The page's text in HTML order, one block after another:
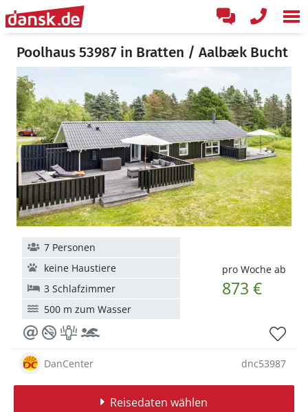
Poolhaus 53987 in Bratten / Aalbæk Bucht
pro Woche ab
873 €
7 Personen
keine Haustiere
3 Schlafzimmer
500 m zum Wasser
DanCenter dnc53987
Reisedaten wählen